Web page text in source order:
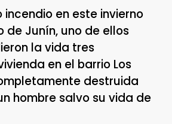
incendio en este invierno
de Junín, uno de ellos
la vida tres
en el barrio Los
destruida
hombre salvo su vida de